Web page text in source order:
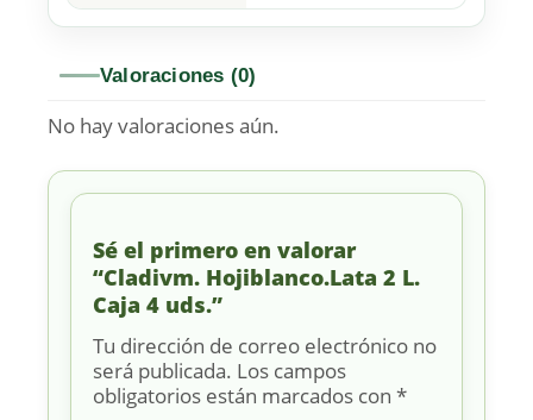
Valoraciones (0)
No hay valoraciones aún.
Sé el primero en valorar
“Cladivm. Hojiblanco.Lata 2 L.
Caja 4 uds.”
Tu dirección de correo electrónico no
será publicada. Los campos
obligatorios están marcados con *